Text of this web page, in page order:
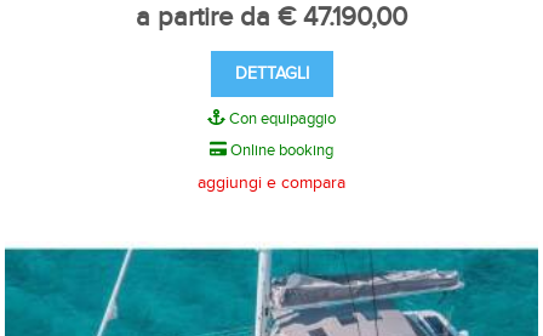
a partire da € 47.190,00
DETTAGLI
Con equipaggio
Online booking
aggiungi e compara